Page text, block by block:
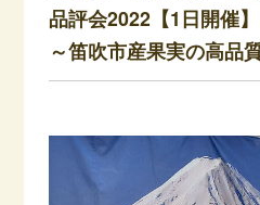
品評会2022【1日開催】
～笛吹市産果実の高品